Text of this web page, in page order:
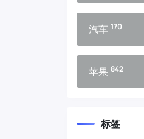
汽车 170
苹果 842
标签